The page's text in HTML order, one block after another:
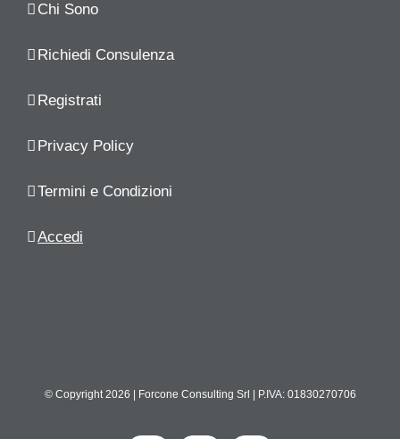
Chi Sono
Richiedi Consulenza
Registrati
Privacy Policy
Termini e Condizioni
Accedi
© Copyright2026 | Forcone Consulting Srl | P.IVA: 01830270706